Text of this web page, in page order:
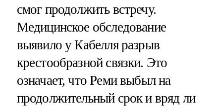
смог продолжить встречу.
Медицинское обследование
выявило у Кабелля разрыв
крестообразной связки. Это
означает, что Реми выбыл на
продолжительный срок и вряд ли